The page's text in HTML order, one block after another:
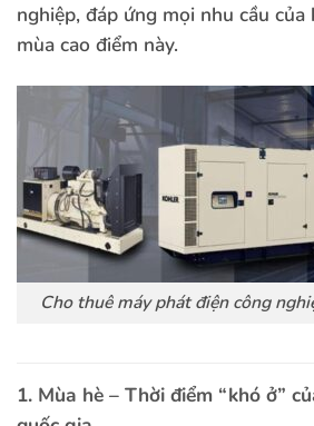
nghiệp, đáp ứng mọi nhu cầu
mùa cao điểm này.
Cho thuê máy phát điện công
1. Mùa hè – Thời điểm “khó ở”